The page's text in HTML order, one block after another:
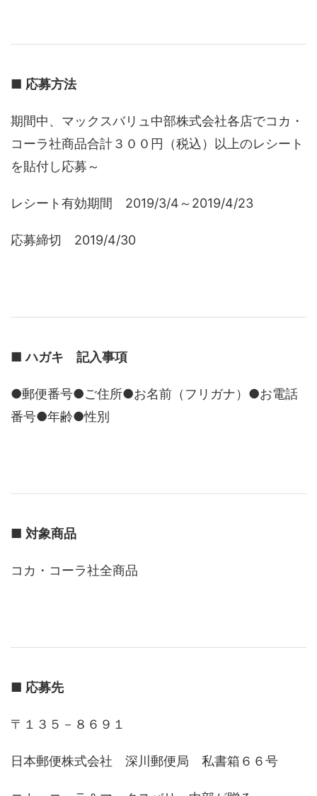
■ 応募方法
期間中、マックスバリュ中部株式会社各店でコカ・
コーラ社商品合計３００円（税込）以上のレシート
を貼付し応募～
レシート有効期間 2019/3/4～2019/4/23
応募締切 2019/4/30
■ハガキ 記入事項
●郵便番号●ご住所●お名前（フリガナ）●お電話
番号●年齢●性別
■ 対象商品
コカ・コーラ社全商品
■ 応募先
〒１３５－８６９１
日本郵便株式会社 深川郵便局 私書箱６６号